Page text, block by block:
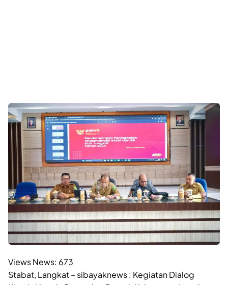
Views News: 673
Stabat, Langkat – sibayaknews : Kegiatan Dialog